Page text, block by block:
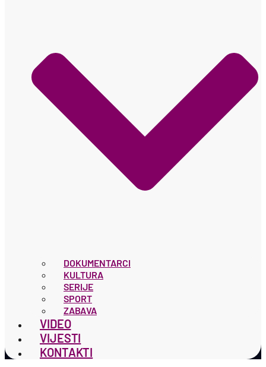
DOKUMENTARCI
KULTURA
SERIJE
SPORT
ZABAVA
VIDEO
VIJESTI
KONTAKTI